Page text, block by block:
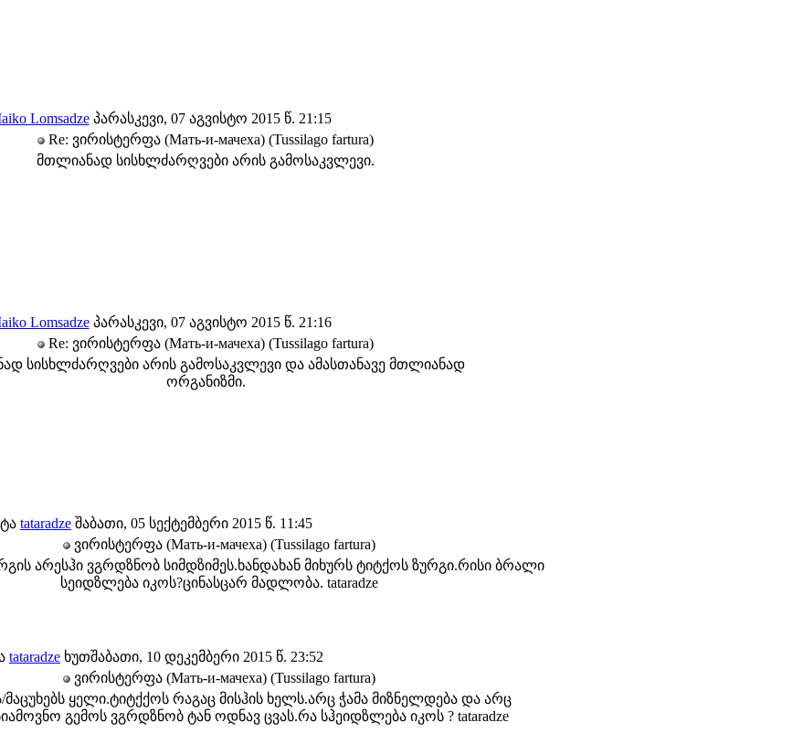
Lomsadzeპარასკევი, 07 აგვისტო 2015 წ. 21:15
Re: ვირისტერფა (Мать-и-мачеха) (Tussilago fartura)
მთლიანად სისხლძარღვები არის გამოსაკვლევი.
Lomsadzeპარასკევი, 07 აგვისტო 2015 წ. 21:16
Re: ვირისტერფა (Мать-и-мачеха) (Tussilago fartura)
სისხლძარღვები არის გამოსაკვლევი და ამასთანავე მთლიანად
ორგანიზმი.
tataradze შაბათი, 05 სექტემბერი 2015 წ. 11:45
ვირისტერფა (Мать-и-мачеха) (Tussilago fartura)
არესჰი ვგრდზნობ სიმდზიმეს.ხანდახან მიხურს ტიტქოს ზურგი.რისი ბრალი
სეიდზლება იკოს?ცინასცარ მადლობა. tataradze
tataradze ხუთშაბათი, 10 დეკემბერი 2015 წ. 23:52
ვირისტერფა (Мать-и-мачеха) (Tussilago fartura)
მაცუხებს ყელი.ტიტქქოს რაგაც მისჰის ხელს.არც ჭამა მიზნელდება და არც
გემოს ვგრდზნობ ტან ოდნავ ცვას.რა სჰეიდზლება იკოს ? tataradze